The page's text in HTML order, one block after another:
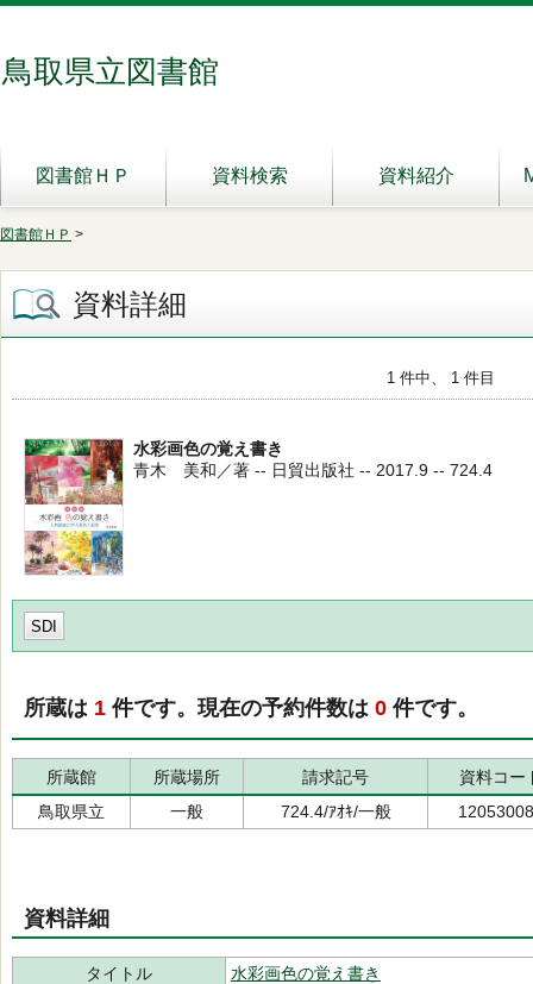
鳥取県立図書館
図書館ＨＰ 資料検索 資料紹介
図書館ＨＰ >
資料詳細
1 件中、 1 件目
水彩画色の覚え書き
青木 美和／著 -- 日貿出版社 -- 2017.9 -- 724.4
SDI
所蔵は 1 件です。現在の予約件数は 0 件です。
所蔵館 所蔵場所 請求記号
資料コー
鳥取県立
一般 724.4/ｱｵｷ/一般
資料詳細
タイトル
水彩画色の覚え書き